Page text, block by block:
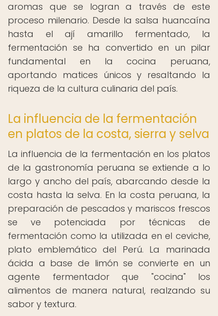
aromas que se logran a través de este
proceso milenario. Desde la salsa huancaína
hasta el ají amarillo fermentado, la
fermentación se ha convertido en un pilar
fundamental en la cocina peruana,
aportando matices únicos y resaltando la
riqueza de la cultura culinaria del país.
La influencia de la fermentación
en platos de la costa, sierra y selva
La influencia de la fermentación en los platos
de la gastronomía peruana se extiende a lo
largo y ancho del país, abarcando desde la
costa hasta la selva. En la costa peruana, la
preparación de pescados y mariscos frescos
se ve potenciada por técnicas de
fermentación como la utilizada en el ceviche,
plato emblemático del Perú. La marinada
ácida a base de limón se convierte en un
agente fermentador que "cocina" los
alimentos de manera natural, realzando su
sabor y textura.